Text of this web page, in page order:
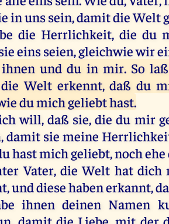
in uns sein, damit die Welt
die Herrlichkeit, die du
eins seien, gleichwie wir
und du in mir. So
Welt erkennt, daß du
du mich geliebt hast.
will, daß sie, die du mir
damit sie meine
hast mich geliebt, noch
Vater, die Welt hat
und diese haben erkannt,
ihnen deinen Namen